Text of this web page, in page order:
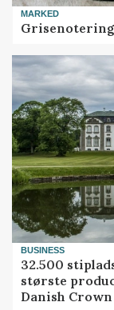
MARKED
BUSINESS
32.500
største
Danish Crown